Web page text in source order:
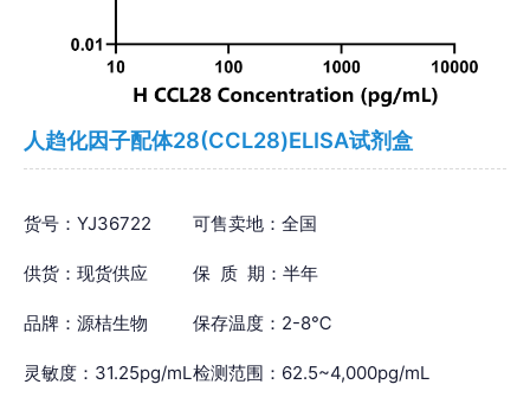
人趋化因子配体28(CCL28)ELISA试剂盒
货号：YJ36722 可售卖地：全国
供货：现货供应 保 质 期：半年
品牌：源桔生物 保存温度：2-8℃
灵敏度：31.25pg/mL检测范围：62.5~4,000pg/mL